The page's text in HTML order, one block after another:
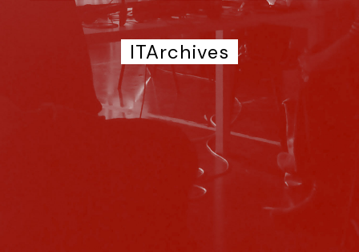
ITArchives